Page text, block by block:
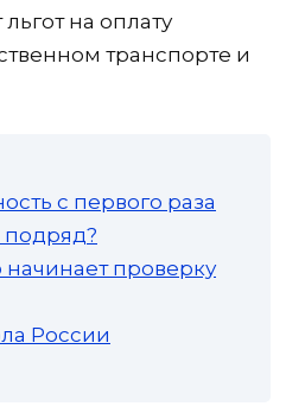
на оплату
транспорте и
с первого раза
подряд?
проверку
России